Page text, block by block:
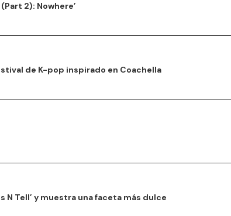
2): Nowhere’
festival de K-pop inspirado en Coachella
N Tell’ y muestra una faceta más dulce